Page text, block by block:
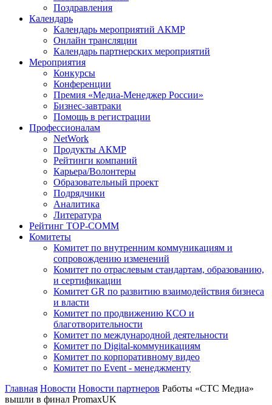
Поздравления
Календарь
Календарь мероприятий АКМР
Онлайн трансляции
Календарь партнерских мероприятий
Мероприятия
Конкурсы
Конференции
Премия «Медиа-Менеджер России»
Бизнес-завтраки
Помощь в регистрации
Профессионалам
NetWork
Продукты АКМР
Рейтинги компаний
Карьера/Волонтеры
Образовательный проект
Подрядчики
Аналитика
Литература
Рейтинг TOP-COMM
Комитеты
Комитет по внутренним коммуникациям и
сопровождению изменений
Комитет по отраслевым стандартам, образованию,
и сертификации
Комитет GR по развитию взаимодействия бизнеса
и власти
Комитет по продвижению КСО и
благотворительности
Комитет по международной деятельности
Комитет по Digital-коммуникациям
Комитет по корпоративному видео
Комитет по Event - менеджменту
Главная Новости Новости партнеров Работы «СТС Медиа»
вышли в финал PromaxUK